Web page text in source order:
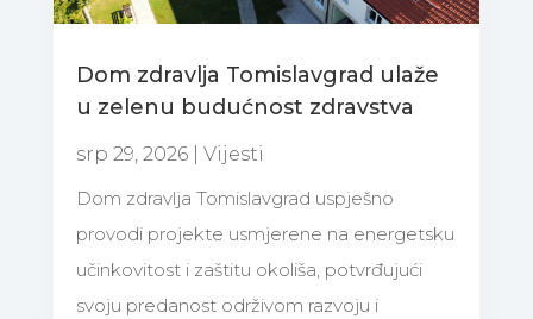
Dom zdravlja Tomislavgrad ulaže
u zelenu budućnost zdravstva
srp 29, 2026| Vijesti
Dom zdravlja Tomislavgrad uspješno
provodi projekte usmjerene na energetsku
učinkovitost i zaštitu okoliša, potvrđujući
svoju predanost održivom razvoju i